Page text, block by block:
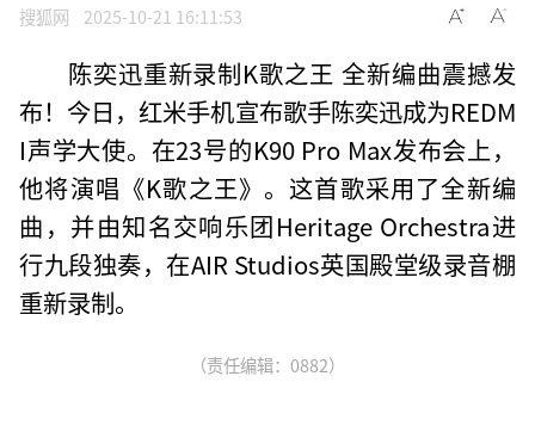
搜狐网 2025-10-21 16:11:53
陈奕迅重新录制K歌之王 全新编曲震撼发
布！今日，红米手机宣布歌手陈奕迅成为REDM
I声学大使。在23号的K90 Pro Max发布会上，
他将演唱《K歌之王》。这首歌采用了全新编
曲，并由知名交响乐团Heritage Orchestra进
行九段独奏，在AIR Studios英国殿堂级录音棚
重新录制。
（责任编辑：0882）